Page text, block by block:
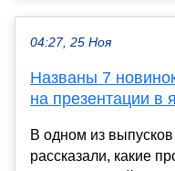
04:27, 25 Ноя
Названы 7
на презентации в
В одном из
рассказали, какие